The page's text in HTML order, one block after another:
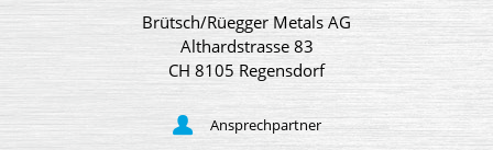
Brütsch/Rüegger Metals AG
Althardstrasse 83
CH 8105 Regensdorf
Ansprechpartner